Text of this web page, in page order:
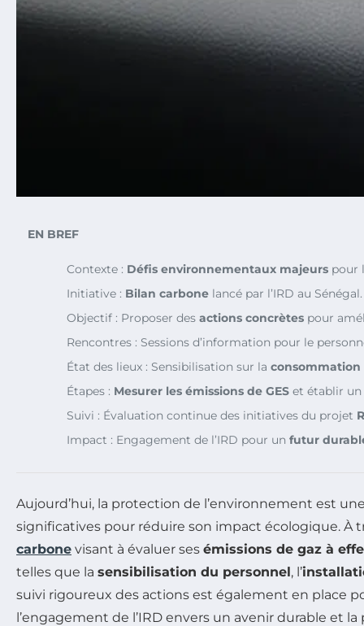
EN BREF
Contexte : Défis environnementaux majeurs pour
Initiative : Bilan carbone lancé par l’IRD au Sénégal.
Objectif : Proposer des actions concrètes pour
Rencontres : Sessions d’information pour le
État des lieux : Sensibilisation sur la consommation
Étapes : Mesurer les émissions de GES et établir un
Suivi : Évaluation continue des initiatives du projet
Impact : Engagement de l’IRD pour un futur
Aujourd’hui, la protection de l’environnement est
significatives pour réduire son impact écologique. À
carbone visant à évaluer ses émissions de gaz à
telles que la sensibilisation du personnel, l’
suivi rigoureux des actions est également en place
l’engagement de l’IRD envers un avenir durable et